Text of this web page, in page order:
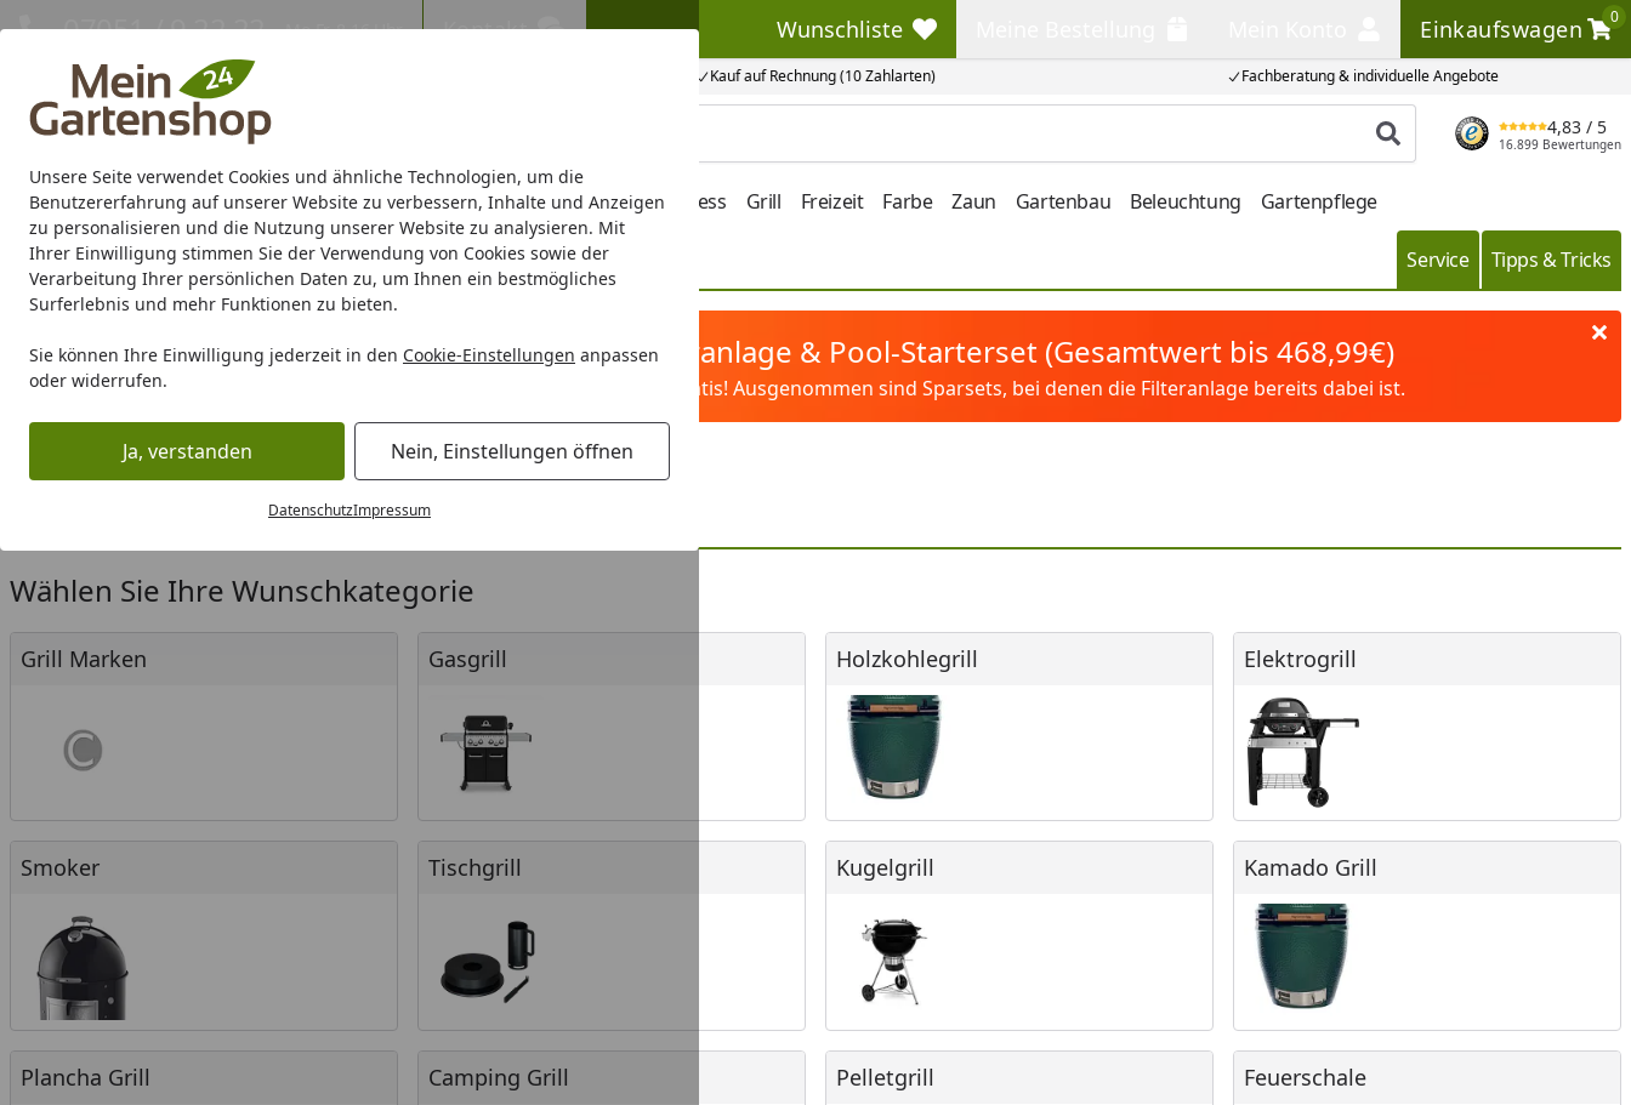
Unsere Seite verwendet Cookies und ähnliche Technologien, um die
Benutzererfahrung auf unserer Website zu verbessern, Inhalte und Anzeigen
zu personalisieren und die Nutzung unserer Website zu analysieren. Mit
Ihrer Einwilligung stimmen Sie der Verwendung von Cookies sowie der
Verarbeitung Ihrer persönlichen Daten zu, um Ihnen ein bestmögliches
Surferlebnis und mehr Funktionen zu bieten.
Sie können Ihre Einwilligung jederzeit in den Cookie-Einstellungen anpassen
oder widerrufen.
Ja, verstanden Nein, Einstellungen öffnen
DatenschutzImpressum
Eigene Montage-Teams Kauf auf Rechnung (10 Zahlarten) Fachberatung & individuelle Angebote
07051 / 9 22 22 Mo-Fr. 8-16 Uhr Kontakt Wunschliste
Wunschliste Einkaufswagen
0
Einkaufswagen
Produkt suchen
4,83 / 5
16.899 Bewertungen
Gartenhaus Gerätehaus Gewächshaus Carport/Garage/Vordach Wellness Grill Freizeit Farbe Zaun Gartenbau Beleuchtung Gartenpflege
Marken Sale % Service Tipps & Tricks
Karibu Pools inkl. gratis Sandfilteranlage & Pool-Starterset (Gesamtwert bis 468,99€)
Dein Traumpool im Sorglos-Paket: Filter&Pflege gratis! Ausgenommen sind Sparsets, bei denen die Filteranlage bereits dabei ist.
Startseite
Wählen Sie Ihre Wunschkategorie
Grill Marken
Grill Marken Gasgrill
Gasgrill Holzkohlegrill
Holzkohlegrill Elektrogrill
Elektrogrill
Smoker
Smoker Tischgrill
Tischgrill Kugelgrill
Kugelgrill Kamado Grill
Kamado Grill
Plancha Grill
Plancha Grill Camping Grill
Camping Grill Pelletgrill
Pelletgrill Feuerschale
Feuerschale